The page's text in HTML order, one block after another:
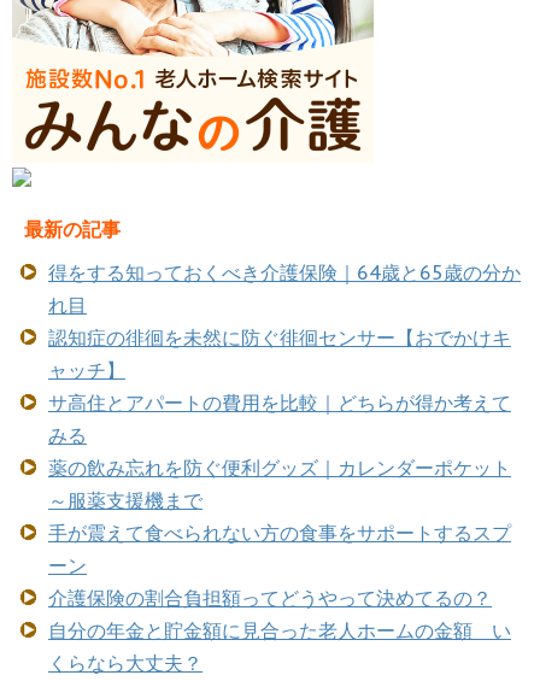
最新の記事
得をする知っておくべき介護保険｜64歳と65歳の分か
れ目
認知症の徘徊を未然に防ぐ徘徊センサー【おでかけキ
ャッチ】
サ高住とアパートの費用を比較｜どちらが得か考えて
みる
薬の飲み忘れを防ぐ便利グッズ｜カレンダーポケット
～服薬支援機まで
手が震えて食べられない方の食事をサポートするスプ
ーン
介護保険の割合負担額ってどうやって決めてるの？
自分の年金と貯金額に見合った老人ホームの金額 い
くらなら大丈夫？